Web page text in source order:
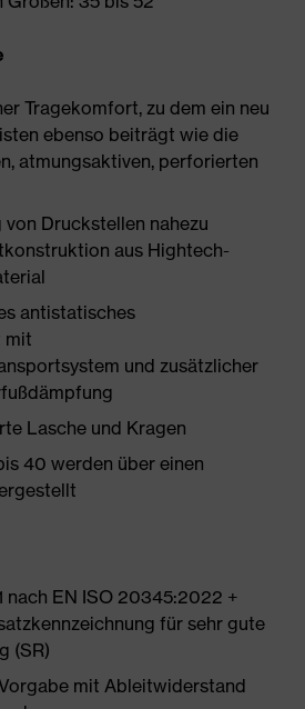
Tragekomfort, zu dem ein neu
ebenso beiträgt wie die
atmungsaktiven, perforierten
Druckstellen nahezu
aus Hightech-
antistatisches
mit
und zusätzlicher
Lasche und Kragen
40 werden über einen
nach EN ISO 20345:2022 +
für sehr gute
(SR)
mit Ableitwiderstand